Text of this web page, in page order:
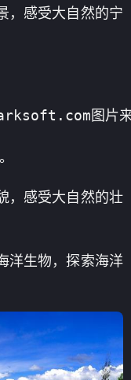
，感受大自然的宁
图
，感受大自然的壮
洋生物，探索海洋